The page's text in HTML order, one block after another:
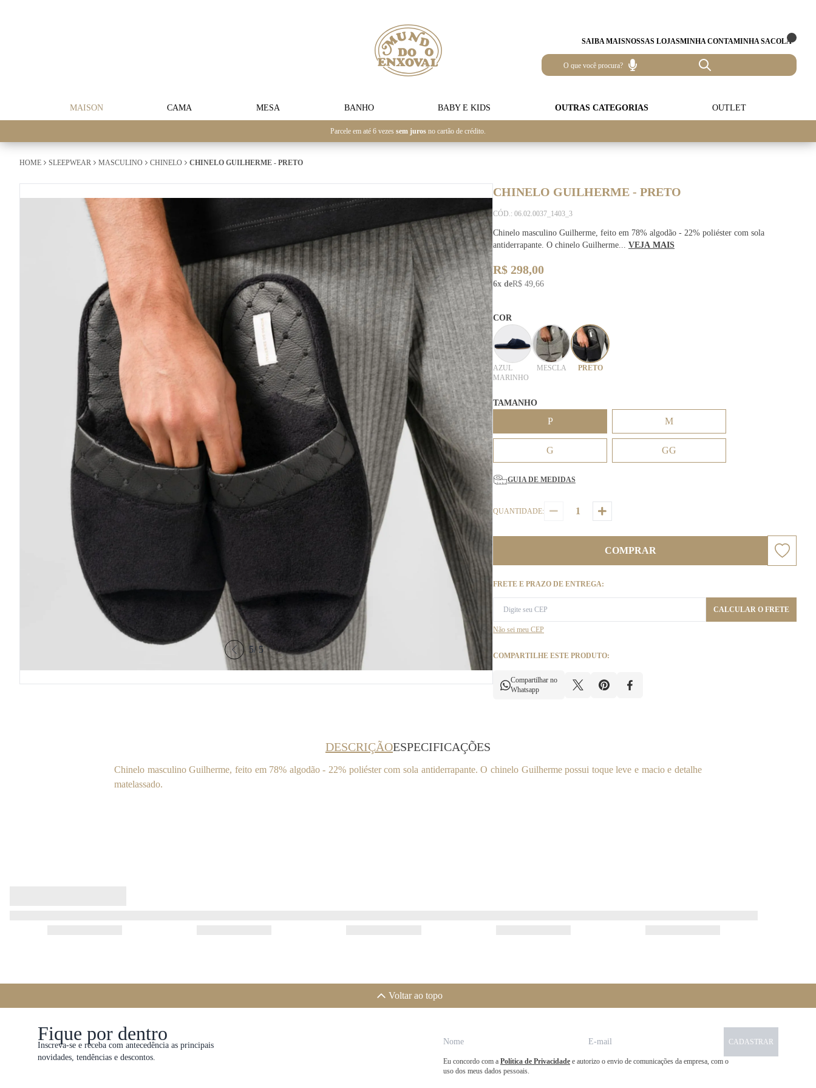
SAIBA MAISNOSSAS LOJASMINHA CONTAMINHA SACOLA
MAISON CAMA MESA BANHO BABY E KIDS OUTRAS CATEGORIAS OUTLET
Parcele em até 6 vezes sem juros no cartão de crédito.
HOME SLEEPWEAR MASCULINO CHINELO CHINELO GUILHERME - PRETO
5/5
CHINELO GUILHERME - PRETO
CÓD.: 06.02.0037_1403_3
Chinelo masculino Guilherme, feito em 78% algodão - 22% poliéster com sola
antiderrapante. O chinelo Guilherme... VEJA MAIS
R$ 298,00
6x deR$ 49,66
COR
AZUL
MARINHO
MESCLA PRETO
TAMANHO
P M
G GG
GUIA DE MEDIDAS
QUANTIDADE:
COMPRAR
FRETE E PRAZO DE ENTREGA:
CALCULAR O FRETE
Não sei meu CEP
COMPARTILHE ESTE PRODUTO:
Compartilhar no
Whatsapp
DESCRIÇÃOESPECIFICAÇÕES
Chinelo masculino Guilherme, feito em 78% algodão - 22% poliéster com sola antiderrapante. O chinelo Guilherme possui toque leve e macio e detalhe
matelassado.
Voltar ao topo
Fique por dentro
Inscreva-se e receba com antecedência as principais
novidades, tendências e descontos.
CADASTRAR
Eu concordo com a Política de Privacidade e autorizo o envio de comunicações da empresa, com o
uso dos meus dados pessoais.